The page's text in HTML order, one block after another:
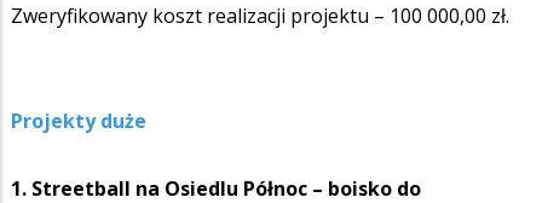
Zweryfikowany koszt realizacji projektu – 100 000,00 zł.
Projekty duże
1. Streetball na Osiedlu Północ – boisko do